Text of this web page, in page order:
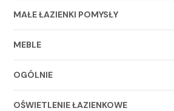
MAŁE ŁAZIENKI POMYSŁY
MEBLE
OGÓLNIE
OŚWIETLENIE ŁAZIENKOWE